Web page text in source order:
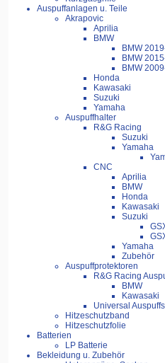
Auspuffanlagen u. Teile
Akrapovic
Aprilia
BMW
BMW
BMW
BMW
Honda
Kawasaki
Suzuki
Yamaha
Auspuffhalter
R&G Racing
Suzuki
Yamaha
CNC
Aprilia
BMW
Honda
Kawasaki
Suzuki
Yamaha
Zubehör
Auspuffprotektoren
R&G Racing
BMW
Kawasaki
Universal
Hitzeschutzband
Hitzeschutzfolie
Batterien
LP Batterie
Bekleidung u. Zubehör